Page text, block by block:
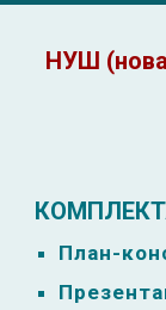
НУШ (нова
План-к